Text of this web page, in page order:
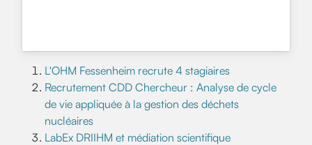
L'OHM Fessenheim recrute 4 stagiaires
Recrutement CDD Chercheur : Analyse de cycle
de vie appliquée à la gestion des déchets
nucléaires
LabEx DRIIHM et médiation scientifique